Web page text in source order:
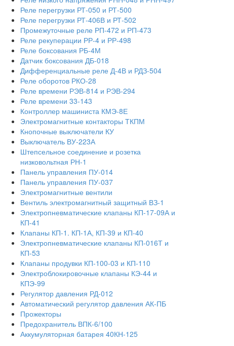
Реле перегрузки РТ-050 и РТ-500
Реле перегрузки РТ-406В и РТ-502
Промежуточные реле РП-472 и РП-473
Реле рекуперации РР-4 и РР-498
Реле боксования РБ-4М
Датчик боксования ДБ-018
Дифференциальные реле Д-4В и РДЗ-504
Реле оборотов РКО-28
Реле времени РЭВ-814 и РЭВ-294
Реле времени 33-143
Контроллер машиниста КМЭ-8Е
Электромагнитные контакторы ТКПМ
Кнопочные выключатели КУ
Выключатель ВУ-223А
Штепсельное соединение и розетка
низковольтная РН-1
Панель управления ПУ-014
Панель управления ПУ-037
Электромагнитные вентили
Вентиль электромагнитный защитный ВЗ-1
Электропневматические клапаны КП-17-09А и
КП-41
Клапаны КП-1. КП-1А, КП-39 и КП-40
Электропневматические клапаны КП-016Т и
КП-53
Клапаны продувки КП-100-03 и КП-110
Электроблокировочные клапаны КЭ-44 и
КПЭ-99
Регулятор давления РД-012
Автоматический регулятор давления АК-ПБ
Прожекторы
Предохранитель ВПК-6/100
Аккумуляторная батарея 40КН-125